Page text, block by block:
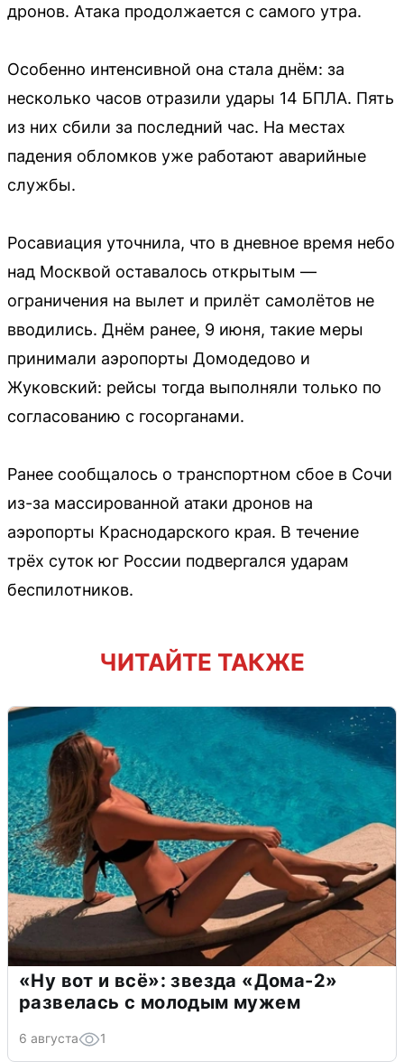
дронов. Атака продолжается с самого утра.
Особенно интенсивной она стала днём: за
несколько часов отразили удары 14 БПЛА. Пять
из них сбили за последний час. На местах
падения обломков уже работают аварийные
службы.
Росавиация уточнила, что в дневное время небо
над Москвой оставалось открытым —
ограничения на вылет и прилёт самолётов не
вводились. Днём ранее, 9 июня, такие меры
принимали аэропорты Домодедово и
Жуковский: рейсы тогда выполняли только по
согласованию с госорганами.
Ранее сообщалось о транспортном сбое в Сочи
из-за массированной атаки дронов на
аэропорты Краснодарского края. В течение
трёх суток юг России подвергался ударам
беспилотников.
ЧИТАЙТЕ ТАКЖЕ
«Ну вот и всё»: звезда «Дома-2»
развелась с молодым мужем
6 августа 1